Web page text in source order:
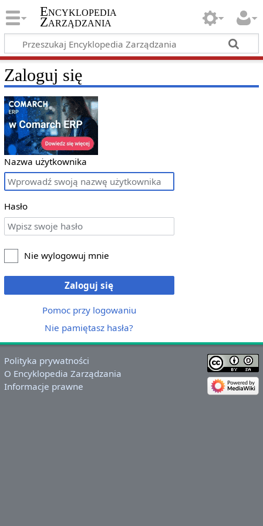
Encyklopedia
Zarządzania
Zaloguj się
Nazwa użytkownika
Hasło
Nie wylogowuj mnie
Zaloguj się
Pomoc przy logowaniu
Nie pamiętasz hasła?
Polityka prywatności
O Encyklopedia Zarządzania
Informacje prawne